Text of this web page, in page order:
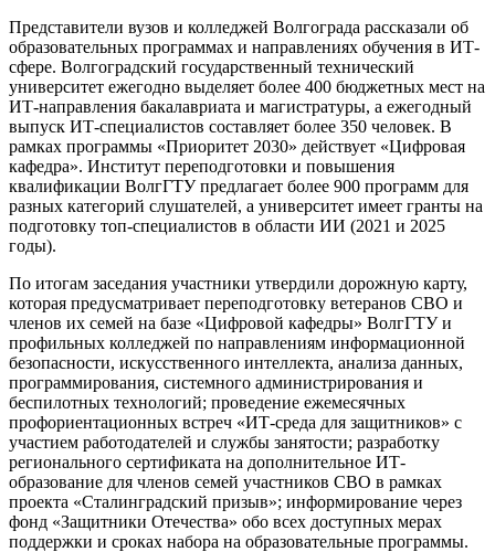
Представители вузов и колледжей Волгограда рассказали об
образовательных программах и направлениях обучения в ИТ-
сфере. Волгоградский государственный технический
университет ежегодно выделяет более 400 бюджетных мест на
ИТ-направления бакалавриата и магистратуры, а ежегодный
выпуск ИТ-специалистов составляет более 350 человек. В
рамках программы «Приоритет 2030» действует «Цифровая
кафедра». Институт переподготовки и повышения
квалификации ВолгГТУ предлагает более 900 программ для
разных категорий слушателей, а университет имеет гранты на
подготовку топ-специалистов в области ИИ (2021 и 2025
годы).
По итогам заседания участники утвердили дорожную карту,
которая предусматривает переподготовку ветеранов СВО и
членов их семей на базе «Цифровой кафедры» ВолгГТУ и
профильных колледжей по направлениям информационной
безопасности, искусственного интеллекта, анализа данных,
программирования, системного администрирования и
беспилотных технологий; проведение ежемесячных
профориентационных встреч «ИТ-среда для защитников» с
участием работодателей и службы занятости; разработку
регионального сертификата на дополнительное ИТ-
образование для членов семей участников СВО в рамках
проекта «Сталинградский призыв»; информирование через
фонд «Защитники Отечества» обо всех доступных мерах
поддержки и сроках набора на образовательные программы.